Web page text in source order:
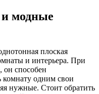
модные
плоская
и интерьера. При
он способен
комнату одним свои
нужные. Стоит обратить